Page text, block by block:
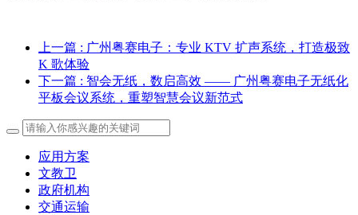
上一篇 : 广州粤赛电子：专业 KTV 扩声系统，打造极致
K 歌体验
下一篇 : 智会无纸，数启高效 —— 广州粤赛电子无纸化
平板会议系统，重塑智慧会议新范式
应用方案
文教卫
政府机构
交通运输